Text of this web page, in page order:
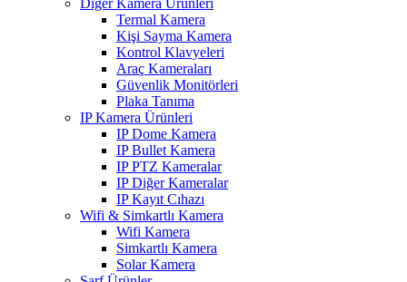
Diğer Kamera Ürünleri
Termal Kamera
Kişi Sayma Kamera
Kontrol Klavyeleri
Araç Kameraları
Güvenlik Monitörleri
Plaka Tanıma
IP Kamera Ürünleri
IP Dome Kamera
IP Bullet Kamera
IP PTZ Kameralar
IP Diğer Kameralar
IP Kayıt Cıhazı
Wifi & Simkartlı Kamera
Wifi Kamera
Simkartlı Kamera
Solar Kamera